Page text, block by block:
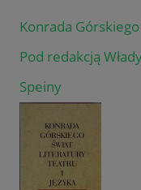
Konrada
Pod redakcją
Speiny